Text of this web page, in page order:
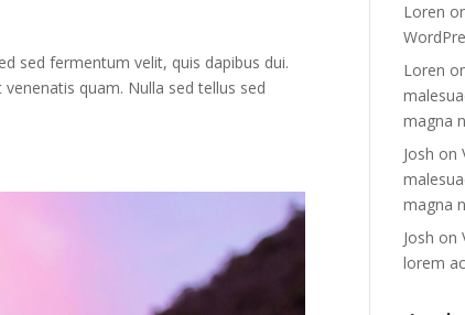
sed fermentum velit, quis dapibus dui.
quam. Nulla sed tellus sed
Loren
Loren
magna
Josh on
magna
Josh on
lorem